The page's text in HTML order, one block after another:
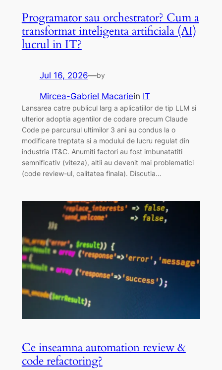
Programator sau orchestrator? Cum a
transformat inteligenta artificiala (AI)
lucrul in IT?
Jul 16, 2026—by
Mircea-Gabriel Macariein IT
Lansarea catre publicul larg a aplicatiilor de tip LLM si
ulterior adoptia agentilor de codare precum Claude
Code pe parcursul ultimilor 3 ani au condus la o
modificare treptata si a modului de lucru regulat din
industria IT&C. Anumiti factori au fost imbunatatiti
semnificativ (viteza), altii au devenit mai problematici
(code review-ul, calitatea finala). Discutia…
Ce inseamna automation review &
code refactoring?